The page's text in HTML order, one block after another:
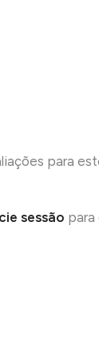
para
sessão para